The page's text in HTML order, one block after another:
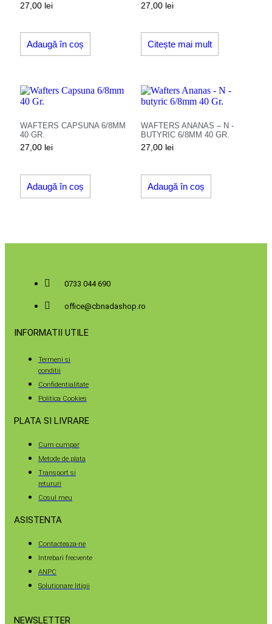
27,00 lei
Adaugă în coș
27,00 lei
Citește mai mult
WAFTERS CAPSUNA 6/8MM
40 GR.
27,00 lei
Adaugă în coș
WAFTERS ANANAS – N -
BUTYRIC 6/8MM 40 GR.
27,00 lei
Adaugă în coș
0733 044 690
office@cbnadashop.ro
INFORMATII UTILE
Termeni si
conditii
Confidentialitate
Politica Cookies
PLATA SI LIVRARE
Cum cumpar
Metode de plata
Transport si
retururi
Cosul meu
ASISTENTA
Contacteaza-ne
Intrebari frecvente
ANPC
Solutionare litigii
NEWSLETTER